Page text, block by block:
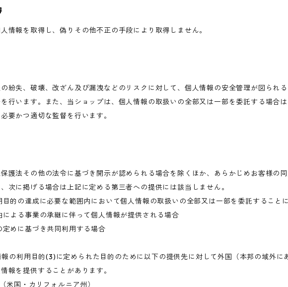
情報を取得し、偽りその他不正の手段により取得しません。
紛失、破壊、改ざん及び漏洩などのリスクに対して、個人情報の安全管理が図られ
行います。また、当ショップは、個人情報の取扱いの全部又は一部を委託する場合
要かつ適切な監督を行います。
護法その他の法令に基づき開示が認められる場合を除くほか、あらかじめお客様の
次に掲げる場合は上記に定める第三者への提供には該当しません。
目的の達成に必要な範囲内において個人情報の取扱いの全部又は一部を委託すること
による事業の承継に伴って個人情報が提供される場合
定めに基づき共同利用する場合
の利用目的(3)に定められた目的のために以下の提供先に対して外国（本邦の域外に
報を提供することがあります。
国・カリフォルニア州）